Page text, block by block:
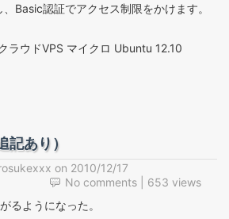
Basic認証でアクセス制限をかけます。
ラウドVPS マイクロ Ubuntu 12.10
記あり）
on 2010/12/17
No comments | 653 views
るようになった。